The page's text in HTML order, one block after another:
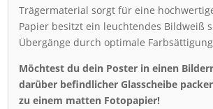
Trägermaterial sorgt für eine
Papier besitzt ein leuchtendes Bildweiß
Übergänge durch optimale
Möchtest du dein Poster in einen
darüber befindlicher Glasscheibe
zu einem matten Fotopapier!